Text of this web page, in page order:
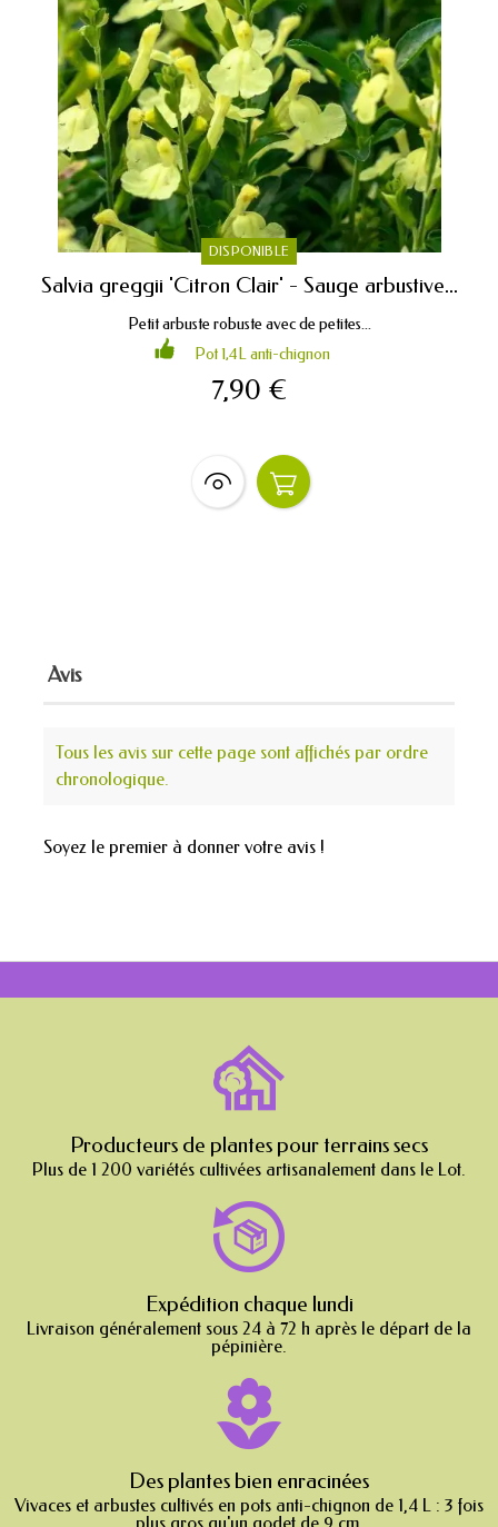
DISPONIBLE
Salvia greggii 'Citron Clair' - Sauge arbustive...
Petit arbuste robuste avec de petites...
Pot 1,4L anti-chignon
7,90 €
Avis
Tous les avis sur cette page sont affichés par ordre
chronologique.
Soyez le premier à donner votre avis !
Producteurs de plantes pour terrains secs
Plus de 1 200 variétés cultivées artisanalement dans le Lot.
Expédition chaque lundi
Livraison généralement sous 24 à 72 h après le départ de la
pépinière.
Des plantes bien enracinées
Vivaces et arbustes cultivés en pots anti-chignon de 1,4 L : 3 fois
plus gros qu'un godet de 9 cm.